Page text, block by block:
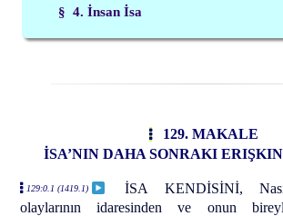
§ 4. İnsan İsa
129. MAKALE
İSA’NIN DAHA SONRAKI
129:0.1 (1419.1)
İSA KENDİSİNİ,
olaylarının idaresinden ve onun